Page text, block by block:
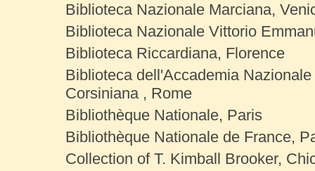
Biblioteca Nazionale Marciana,
Biblioteca Nazionale Vittorio
Biblioteca Riccardiana, Florence
Biblioteca dell'Accademia
Corsiniana , Rome
Bibliothèque Nationale, Paris
Bibliothèque Nationale de France,
Collection of T. Kimball Brooker,